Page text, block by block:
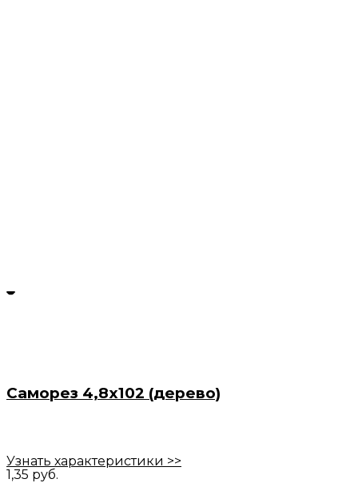
Саморез 4,8х102 (дерево)
Узнать характеристики >>
1,35 руб.